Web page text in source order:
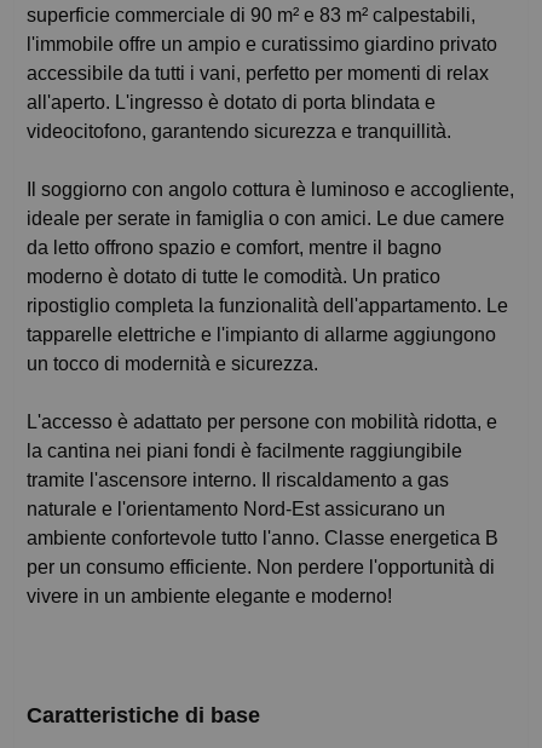
superficie commerciale di 90 m² e 83 m² calpestabili,
l'immobile offre un ampio e curatissimo giardino privato
accessibile da tutti i vani, perfetto per momenti di relax
all'aperto. L'ingresso è dotato di porta blindata e
videocitofono, garantendo sicurezza e tranquillità.
Il soggiorno con angolo cottura è luminoso e accogliente,
ideale per serate in famiglia o con amici. Le due camere
da letto offrono spazio e comfort, mentre il bagno
moderno è dotato di tutte le comodità. Un pratico
ripostiglio completa la funzionalità dell'appartamento. Le
tapparelle elettriche e l'impianto di allarme aggiungono
un tocco di modernità e sicurezza.
L'accesso è adattato per persone con mobilità ridotta, e
la cantina nei piani fondi è facilmente raggiungibile
tramite l'ascensore interno. Il riscaldamento a gas
naturale e l'orientamento Nord-Est assicurano un
ambiente confortevole tutto l'anno. Classe energetica B
per un consumo efficiente. Non perdere l'opportunità di
vivere in un ambiente elegante e moderno!
Caratteristiche di base